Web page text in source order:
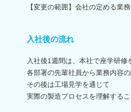
【変更の範囲】会社の定める業
入社後の流れ
入社後1週間は、本社で座学研修
各部署の先輩社員から業務内容
その後は工場見学を通じて
実際の製造プロセスを理解する